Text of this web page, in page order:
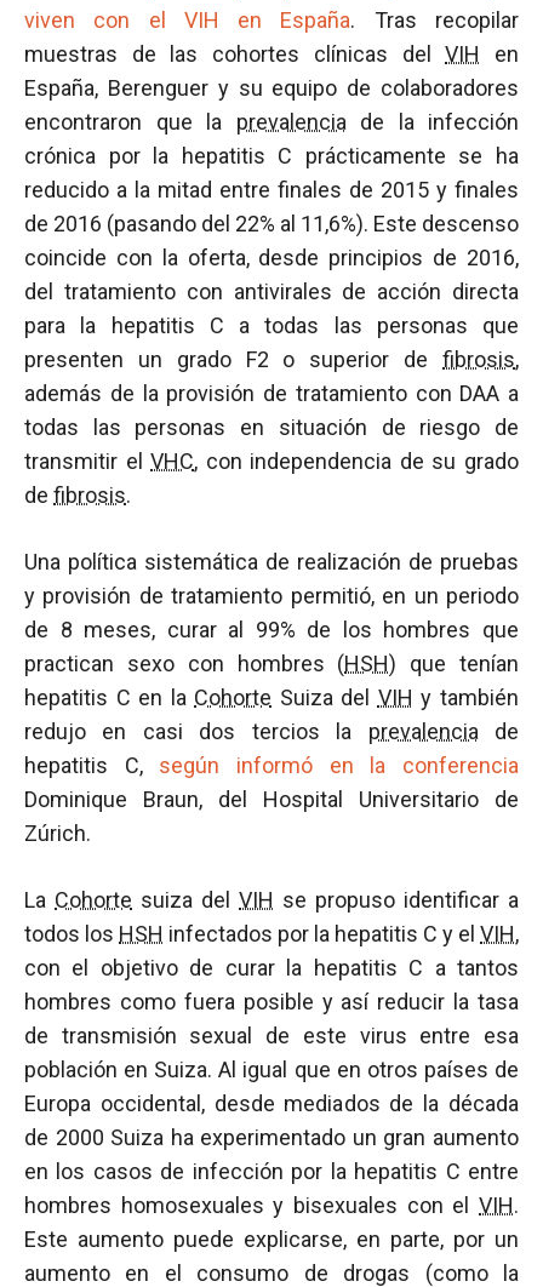
viven con el VIH en España. Tras recopilar
muestras de las cohortes clínicas delVIH
en
España, Berenguer y su equipo de colaboradores
encontraron que la prevalencia de la infección
crónica por la hepatitis C prácticamente se ha
reducido a la mitad entre finales de 2015 y finales
de 2016 (pasando del 22% al 11,6%). Este descenso
coincide con la oferta, desde principios de 2016,
del tratamiento con antivirales de acción directa
para la hepatitis C a todas las personas que
presenten un grado F2 o superior de fibrosis,
además de la provisión de tratamiento con DAA a
todas las personas en situación de riesgo de
transmitir elVHC, con independencia de su grado
de fibrosis.
Una política sistemática de realización de pruebas
y provisión de tratamiento permitió, en un periodo
de 8 meses, curar al 99% de los hombres que
practican sexo con hombres (HSH) que tenían
hepatitis C en la Cohorte Suiza del VIH y también
redujo en casi dos tercios la prevalencia de
hepatitis C, según informó en la conferencia
Dominique Braun, del Hospital Universitario de
Zúrich.
La Cohorte suiza del VIH se propuso identificar a
todos los HSH infectados por la hepatitis C y el VIH,
con el objetivo de curar la hepatitis C a tantos
hombres como fuera posible y así reducir la tasa
de transmisión sexual de este virus entre esa
población en Suiza. Al igual que en otros países de
Europa occidental, desde mediados de la década
de 2000 Suiza ha experimentado un gran aumento
en los casos de infección por la hepatitis C entre
hombres homosexuales y bisexuales con el VIH.
Este aumento puede explicarse, en parte, por un
aumento en el consumo de drogas (como la